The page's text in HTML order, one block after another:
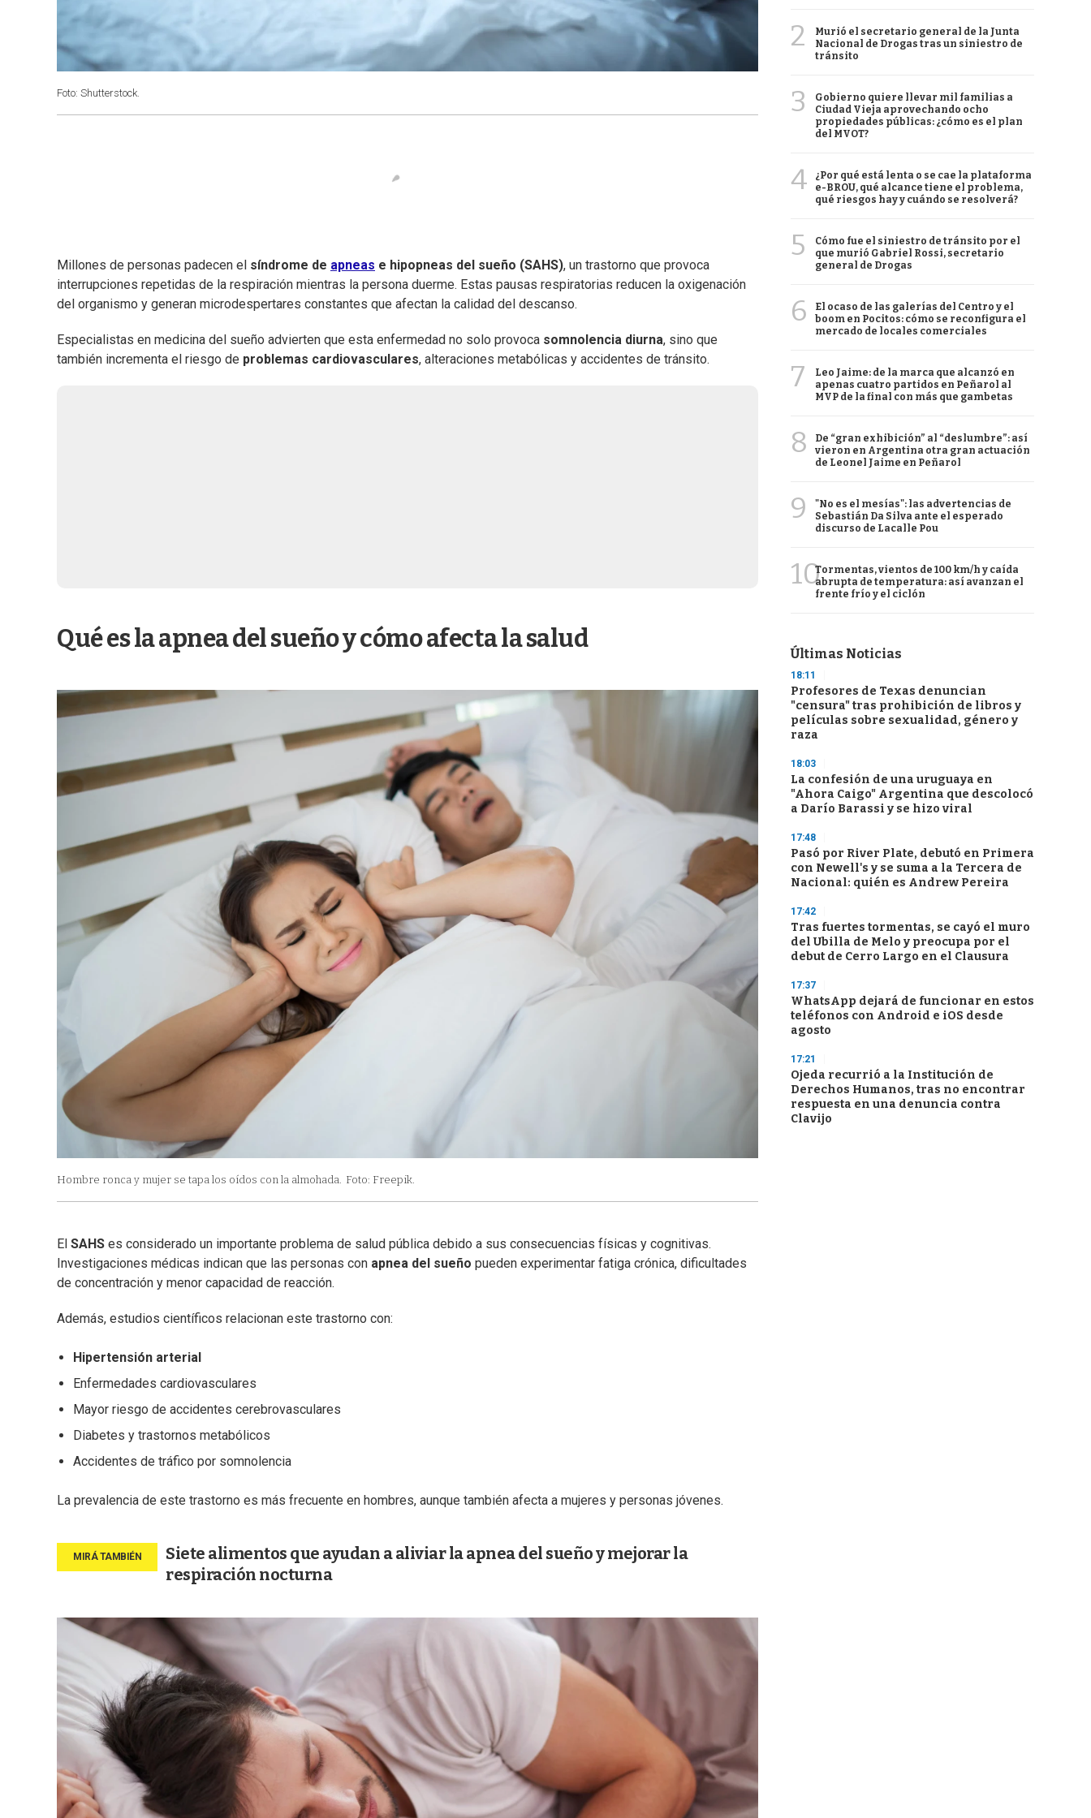
Foto: Shutterstock.
Millones de personas padecen el síndrome de apneas e hipopneas del sueño (SAHS), un trastorno que provoca
interrupciones repetidas de la respiración mientras la persona duerme. Estas pausas respiratorias reducen la oxigenación
del organismo y generan microdespertares constantes que afectan la calidad del descanso.
Especialistas en medicina del sueño advierten que esta enfermedad no solo provoca somnolencia diurna, sino que
también incrementa el riesgo de problemas cardiovasculares, alteraciones metabólicas y accidentes de tránsito.
Qué es la apnea del sueño y cómo afecta la salud
Hombre ronca y mujer se tapa los oídos con la almohada. Foto: Freepik.
El SAHS es considerado un importante problema de salud pública debido a sus consecuencias físicas y cognitivas.
Investigaciones médicas indican que las personas con apnea del sueño pueden experimentar fatiga crónica, dificultades
de concentración y menor capacidad de reacción.
Además, estudios científicos relacionan este trastorno con:
Hipertensión arterial
Enfermedades cardiovasculares
Mayor riesgo de accidentes cerebrovasculares
Diabetes y trastornos metabólicos
Accidentes de tráfico por somnolencia
La prevalencia de este trastorno es más frecuente en hombres, aunque también afecta a mujeres y personas jóvenes.
Siete alimentos que ayudan a aliviar la apnea del sueño y mejorar la
respiración nocturna
2
Murió el secretario general de la Junta
Nacional de Drogas tras un siniestro de
tránsito
3
Gobierno quiere llevar mil familias a
Ciudad Vieja aprovechando ocho
propiedades públicas: ¿cómo es el plan
del MVOT?
4
¿Por qué está lenta o se cae la plataforma
e-BROU, qué alcance tiene el problema,
qué riesgos hay y cuándo se resolverá?
5
Cómo fue el siniestro de tránsito por el
que murió Gabriel Rossi, secretario
general de Drogas
6
El ocaso de las galerías del Centro y el
boom en Pocitos: cómo se reconfigura el
mercado de locales comerciales
7
Leo Jaime: de la marca que alcanzó en
apenas cuatro partidos en Peñarol al
MVP de la final con más que gambetas
8
De “gran exhibición” al “deslumbre”: así
vieron en Argentina otra gran actuación
de Leonel Jaime en Peñarol
9
"No es el mesías": las advertencias de
Sebastián Da Silva ante el esperado
discurso de Lacalle Pou
10Tormentas, vientos de 100 km/h y caída
abrupta de temperatura: así avanzan el
frente frío y el ciclón
Últimas Noticias
18:11
Profesores de Texas denuncian
"censura" tras prohibición de libros y
películas sobre sexualidad, género y
raza
18:03
La confesión de una uruguaya en
"Ahora Caigo" Argentina que descolocó
a Darío Barassi y se hizo viral
17:48
Pasó por River Plate, debutó en Primera
con Newell's y se suma a la Tercera de
Nacional: quién es Andrew Pereira
17:42
Tras fuertes tormentas, se cayó el muro
del Ubilla de Melo y preocupa por el
debut de Cerro Largo en el Clausura
17:37
WhatsApp dejará de funcionar en estos
teléfonos con Android e iOS desde
agosto
17:21
Ojeda recurrió a la Institución de
Derechos Humanos, tras no encontrar
respuesta en una denuncia contra
Clavijo